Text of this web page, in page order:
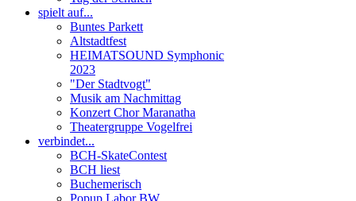
spielt auf...
Buntes Parkett
Altstadtfest
HEIMATSOUND Symphonic
2023
"Der Stadtvogt"
Musik am Nachmittag
Konzert Chor Maranatha
Theatergruppe Vogelfrei
verbindet...
BCH-SkateContest
BCH liest
Buchemerisch
Popup Labor BW